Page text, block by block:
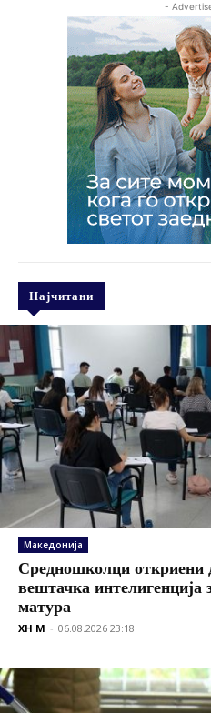
-
Најчитани
Македонија
Средношколци откриени
вештачка интелигенција
матура
XH M - 06.08.2026 23:18